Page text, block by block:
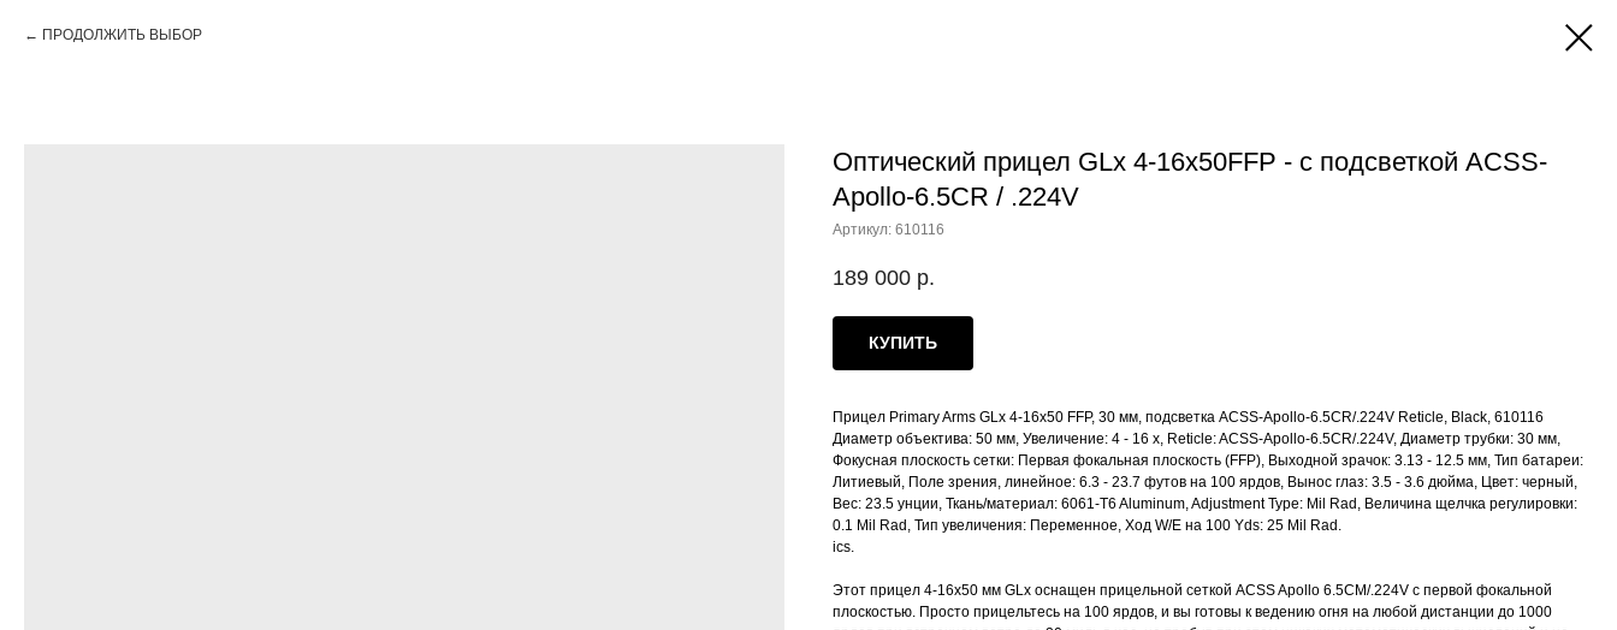
ПРОДОЛЖИТЬ ВЫБОР
Оптический прицел GLx 4-16x50FFP - с подсветкой ACSS-
Apollo-6.5CR / .224V
Артикул: 610116
189 000 р.
КУПИТЬ
Прицел Primary Arms GLx 4-16x50 FFP, 30 мм, подсветка ACSS-Apollo-6.5CR/.224V Reticle, Black, 610116
Диаметр объектива: 50 мм, Увеличение: 4 - 16 x, Reticle: ACSS-Apollo-6.5CR/.224V, Диаметр трубки: 30 мм,
Фокусная плоскость сетки: Первая фокальная плоскость (FFP), Выходной зрачок: 3.13 - 12.5 мм, Тип батареи:
Литиевый, Поле зрения, линейное: 6.3 - 23.7 футов на 100 ярдов, Вынос глаз: 3.5 - 3.6 дюйма, Цвет: черный,
Вес: 23.5 унции, Ткань/материал: 6061-T6 Aluminum, Adjustment Type: Mil Rad, Величина щелчка регулировки:
0.1 Mil Rad, Тип увеличения: Переменное, Ход W/E на 100 Yds: 25 Mil Rad.
ics.
Этот прицел 4-16x50 мм GLx оснащен прицельной сеткой ACSS Apollo 6.5CM/.224V с первой фокальной
плоскостью. Просто прицельтесь на 100 ярдов, и вы готовы к ведению огня на любой дистанции до 1000